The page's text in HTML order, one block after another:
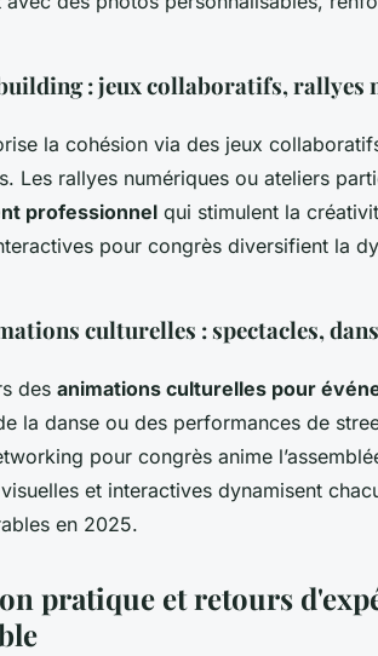
: jeux collaboratifs, rallyes
la cohésion via des jeux
Les rallyes numériques ou ateliers
professionnel qui stimulent la
pour congrès diversifient la
culturelles : spectacles,
des animations culturelles pour
la danse ou des performances de
pour congrès anime
et interactives dynamisent
en 2025.
pratique et retours